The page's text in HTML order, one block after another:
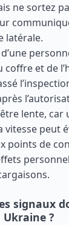
ne sortez
latérale.
coffre et de
lente, car
vitesse peut
points de
signaux
?